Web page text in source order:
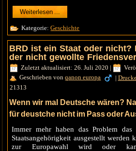
Weiterlesen ...
Kategorie:Geschichte
BRD ist ein Staat oder nicht?
der nicht gewollte
Zuletzt aktualisiert: 26. Juli 2020 |
Geschrieben vonqanon europa |
21313
Wenn wir mal Deutsche wären?
für deustche nicht im Pass oder
Immer mehr haben das Problem das
Staatsangehörigkeit ausgestellt werden
zur Europawahl wird oder